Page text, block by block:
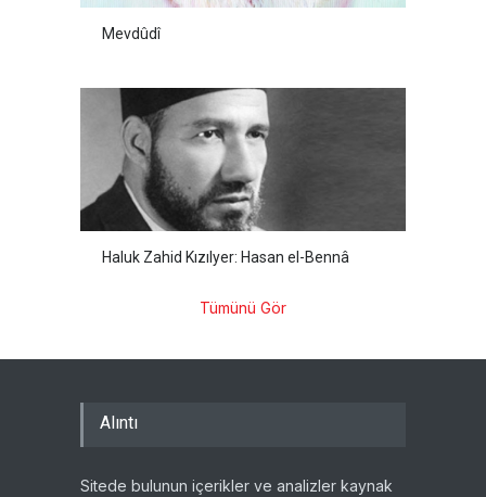
Mevdûdî
Haluk Zahid Kızılyer: Hasan el-Bennâ
Tümünü Gör
Alıntı
Sitede bulunun içerikler ve analizler kaynak